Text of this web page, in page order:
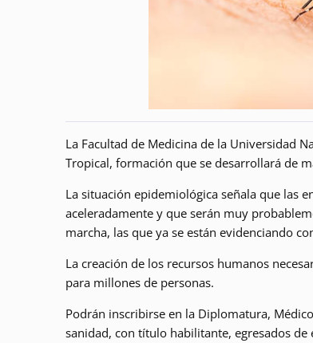
La Facultad de Medicina de la Universidad
Tropical, formación que se desarrollará de
La situación epidemiológica señala que las
aceleradamente y que serán muy
marcha, las que ya se están evidenciando
La creación de los recursos humanos
para millones de personas.
Podrán inscribirse en la Diplomatura,
sanidad, con título habilitante, egresados